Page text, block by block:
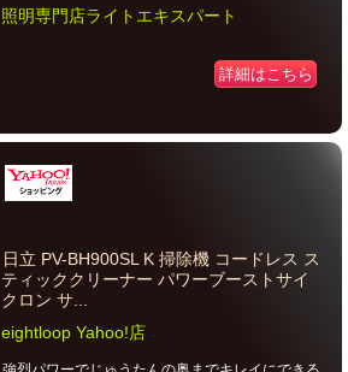
照明専門店ライトエキスパート
詳細はこちら
日立 PV-BH900SL K 掃除機 コードレス ス
ティッククリーナー パワーブーストサイ
クロン サ...
eightloop Yahoo!店